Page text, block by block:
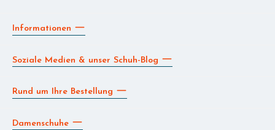
Informationen
Soziale Medien & unser Schuh-Blog
Rund um Ihre Bestellung
Damenschuhe